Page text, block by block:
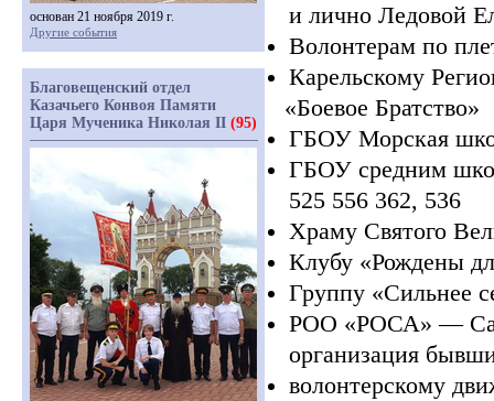
и лично Ледовой
Волонтерам по
Карельскому
«Боевое Братство»
ГБОУ Морская
ГБОУ средним
525 556 362, 536
Храму Святого
Клубу «Рождены
Группу «Сильнее
РОО «РОСА» —
организация
волонтерскому
основан 21 ноября 2019 г.
Другие события
Благовещенский отдел
Казачьего Конвоя Памяти
Царя Мученика Николая II (95)